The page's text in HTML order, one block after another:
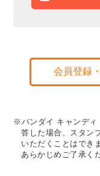
会員登録
※バンダイ キャンディ
答した場合、スタン
いただくことはでき
あらかじめご了承く